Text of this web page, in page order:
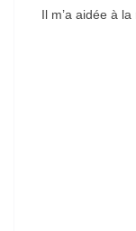
Il m’a aidée à